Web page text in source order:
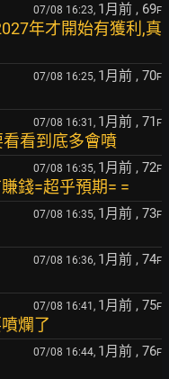
07/08 16:23, 1月前 , 69F
年才開始有獲利,真
07/08 16:25, 1月前 , 70F
07/08 16:31, 1月前 , 71 F
看到底多會噴
07/08 16:35, 1月前 , 72F
錢=超乎預期= =
07/08 16:35, 1月前 , 73F
07/08 16:36, 1月前 , 74F
07/08 16:41, 1月前 , 75F
爛了
07/08 16:44, 1月前 , 76F